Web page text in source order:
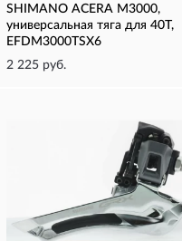
SHIMANO ACERA M3000,
универсальная тяга для 40T,
EFDM3000TSX6
2 225 руб.